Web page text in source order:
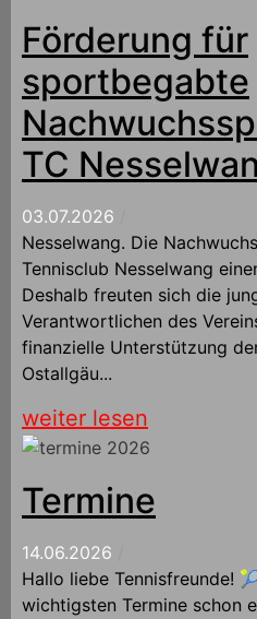
Förderung für
sportbegabte
TC
03.07.2026
Nesselwang. Die
Tennisclub Nesselwang
Deshalb freuten sich die
Verantwortlichen des
finanzielle Unterstützung
Ostallgäu...
weiter lesen
Termine
14.06.2026
Hallo liebe Tennisfreunde!
wichtigsten Termine schon